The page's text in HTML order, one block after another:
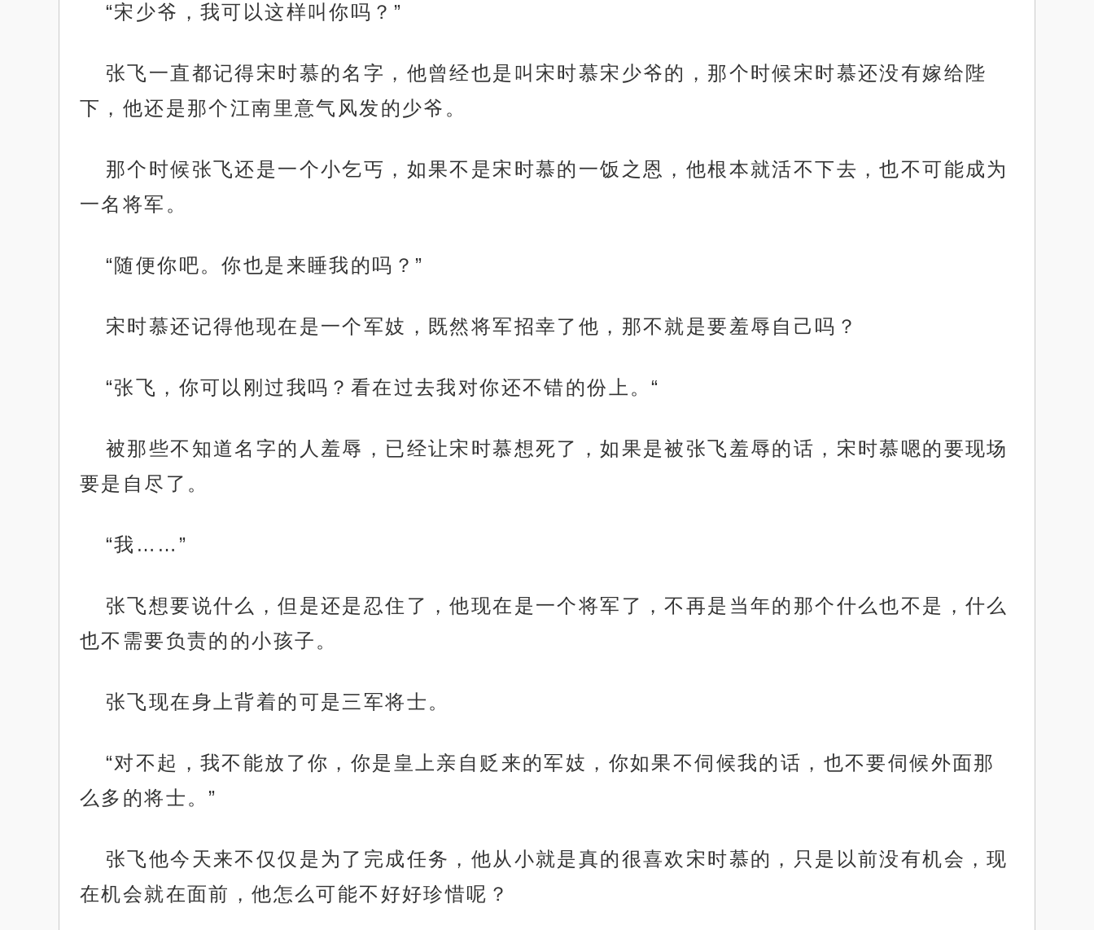
“宋少爷，我可以这样叫你吗？”
张飞一直都记得宋时慕的名字，他曾经也是叫宋时慕宋少爷的，那个时候宋时慕还没有嫁给陛
下，他还是那个江南里意气风发的少爷。
那个时候张飞还是一个小乞丐，如果不是宋时慕的一饭之恩，他根本就活不下去，也不可能成为
一名将军。
“随便你吧。你也是来睡我的吗？”
宋时慕还记得他现在是一个军妓，既然将军招幸了他，那不就是要羞辱自己吗？
“张飞，你可以刚过我吗？看在过去我对你还不错的份上。“
被那些不知道名字的人羞辱，已经让宋时慕想死了，如果是被张飞羞辱的话，宋时慕嗯的要现场
要是自尽了。
“我……”
张飞想要说什么，但是还是忍住了，他现在是一个将军了，不再是当年的那个什么也不是，什么
也不需要负责的的小孩子。
张飞现在身上背着的可是三军将士。
“对不起，我不能放了你，你是皇上亲自贬来的军妓，你如果不伺候我的话，也不要伺候外面那
么多的将士。”
张飞他今天来不仅仅是为了完成任务，他从小就是真的很喜欢宋时慕的，只是以前没有机会，现
在机会就在面前，他怎么可能不好好珍惜呢？